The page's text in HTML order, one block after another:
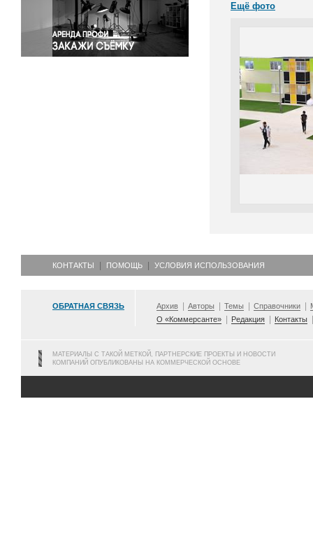
Экология
Экономика и бизнес
Ещё фото
КОНТАКТЫ ПОМОЩЬ УСЛОВИЯ ИСПОЛЬЗОВАНИЯ
ОБРАТНАЯ СВЯЗЬ Архив Авторы Темы Справочники
О «Коммерсанте»
Редакция Контакты
МАТЕРИАЛЫ С ТАКОЙ МЕТКОЙ, ПАРТНЕРСКИЕ ПРОЕКТЫ И НОВОСТИ
КОМПАНИЙ ОПУБЛИКОВАНЫ НА КОММЕРЧЕСКОЙ ОСНОВЕ